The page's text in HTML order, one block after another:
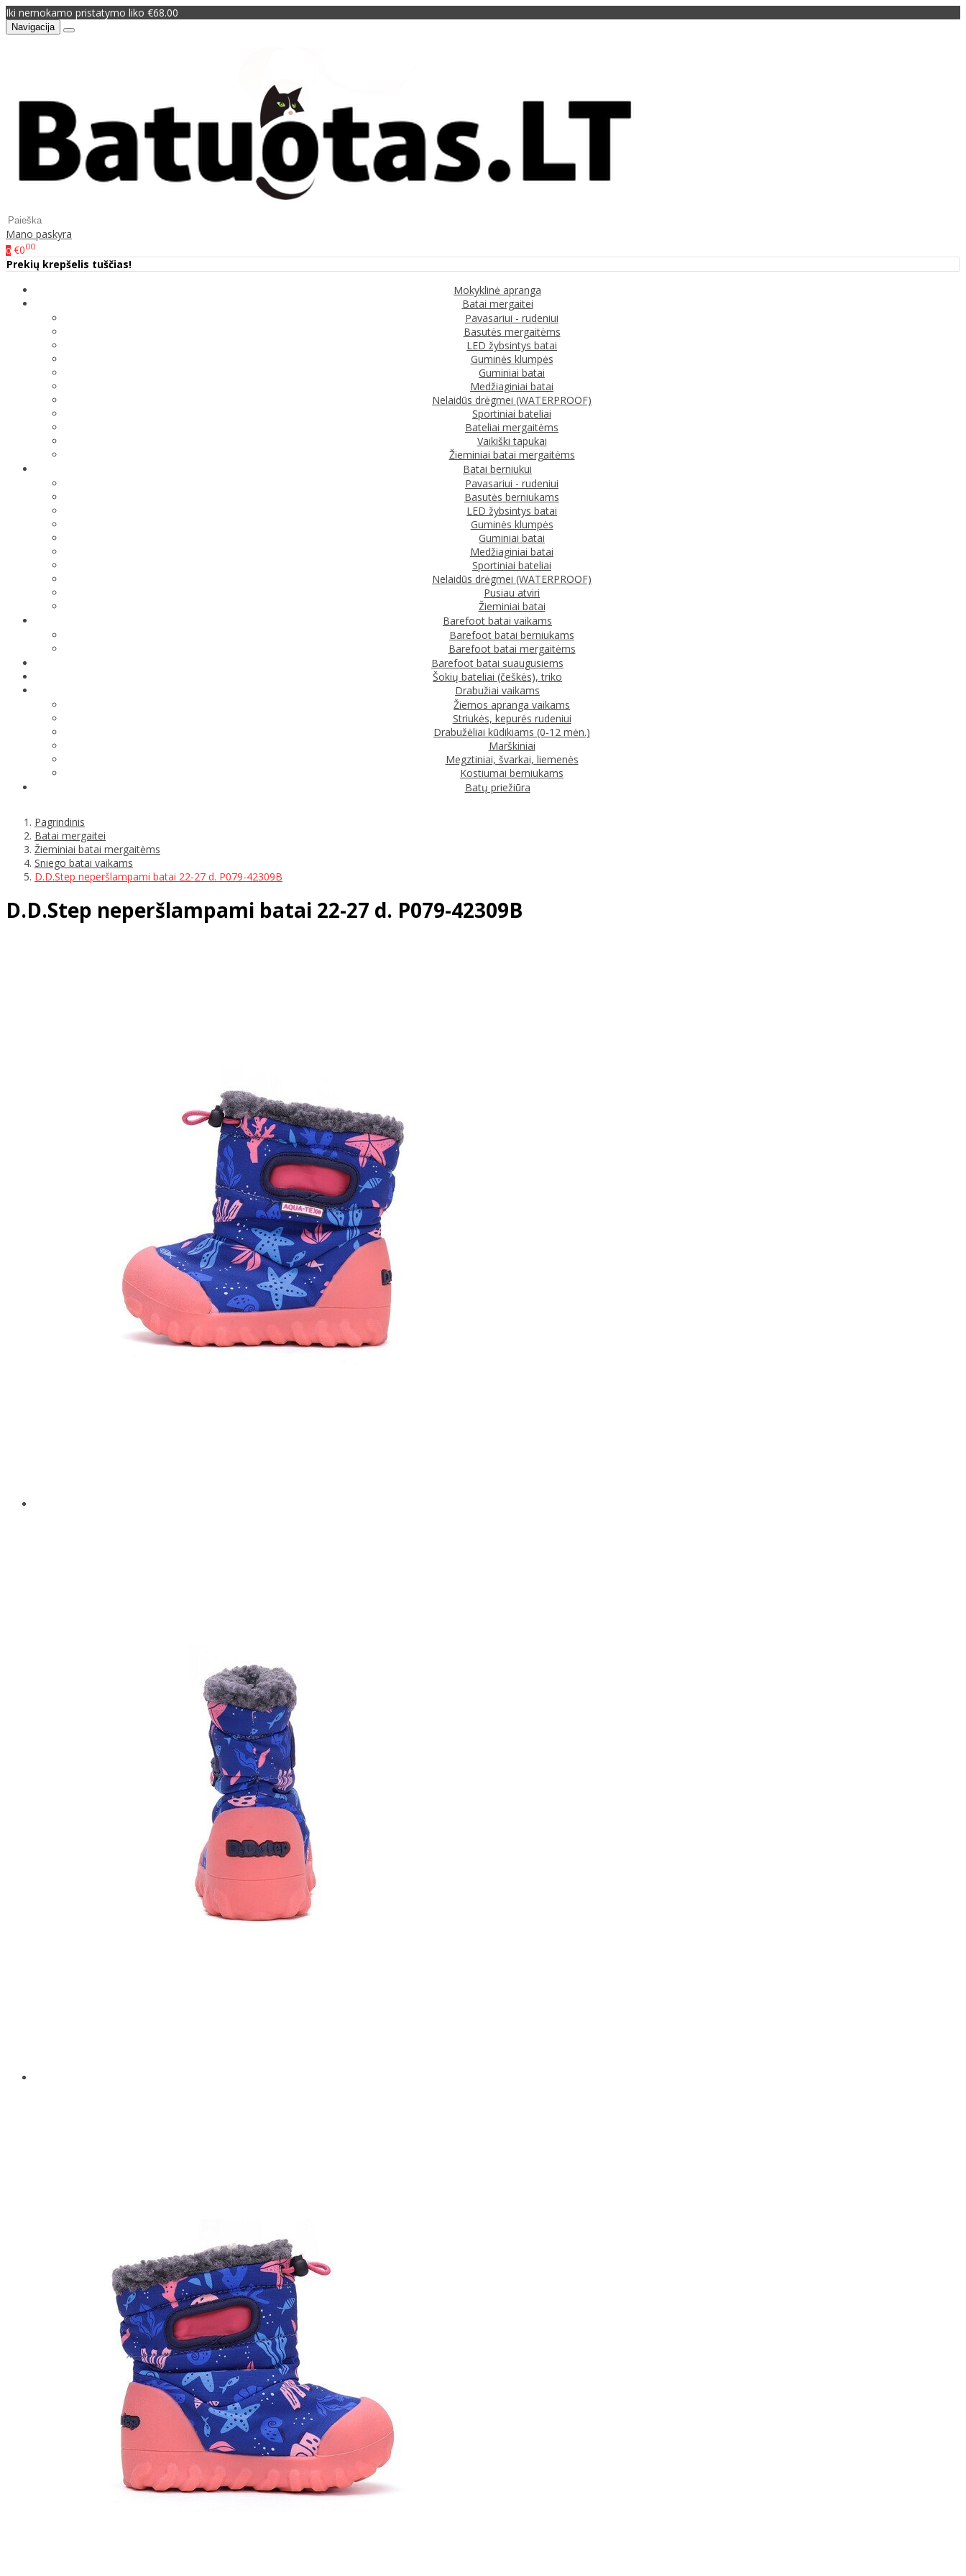
Iki nemokamo pristatymo liko €68.00
Navigacija
Mano paskyra
0 €000
Prekių krepšelis tuščias!
Mokyklinė apranga
Batai mergaitei
Pavasariui - rudeniui
Basutės mergaitėms
LED žybsintys batai
Guminės klumpės
Guminiai batai
Medžiaginiai batai
Nelaidūs drėgmei (WATERPROOF)
Sportiniai bateliai
Bateliai mergaitėms
Vaikiški tapukai
Žieminiai batai mergaitėms
Batai berniukui
Pavasariui - rudeniui
Basutės berniukams
LED žybsintys batai
Guminės klumpės
Guminiai batai
Medžiaginiai batai
Sportiniai bateliai
Nelaidūs drėgmei (WATERPROOF)
Pusiau atviri
Žieminiai batai
Barefoot batai vaikams
Barefoot batai berniukams
Barefoot batai mergaitėms
Barefoot batai suaugusiems
Šokių bateliai (češkės), triko
Drabužiai vaikams
Žiemos apranga vaikams
Striukės, kepurės rudeniui
Drabužėliai kūdikiams (0-12 mėn.)
Marškiniai
Megztiniai, švarkai, liemenės
Kostiumai berniukams
Batų priežiūra
Pagrindinis
Batai mergaitei
Žieminiai batai mergaitėms
Sniego batai vaikams
D.D.Step neperšlampami batai 22-27 d. P079-42309B
D.D.Step neperšlampami batai 22-27 d. P079-42309B